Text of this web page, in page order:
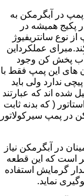
در آبگرمکن به
همیشه در
نوع سانتریفیوژ
220 ولت کار می کند.مبرای عملکرداین
آب پخش کن وجود
های این پمپ فقط با
ندارد ولی باید
اند که عبارتند
( که بدنه ثابت
در پمپ سیرکولاتور
در آبگرمکن نیاز
است که این قطعه
گرمایش استفاده
نماید.